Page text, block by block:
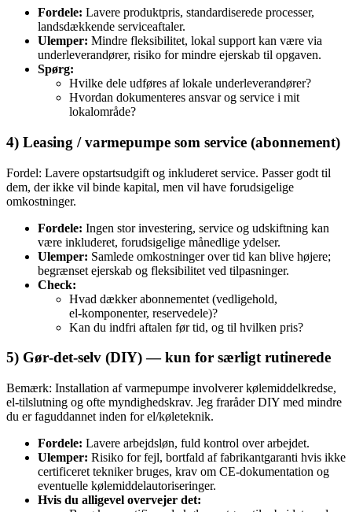
Fordele: Lavere produktpris, standardiserede processer,
landsdækkende serviceaftaler.
Ulemper: Mindre fleksibilitet, lokal support kan være via
underleverandører, risiko for mindre ejerskab til opgaven.
Spørg:
Hvilke dele udføres af lokale underleverandører?
Hvordan dokumenteres ansvar og service i mit
lokalområde?
4) Leasing / varmepumpe som service (abonnement)
Fordel: Lavere opstartsudgift og inkluderet service. Passer godt til
dem, der ikke vil binde kapital, men vil have forudsigelige
omkostninger.
Fordele: Ingen stor investering, service og udskiftning kan
være inkluderet, forudsigelige månedlige ydelser.
Ulemper: Samlede omkostninger over tid kan blive højere;
begrænset ejerskab og fleksibilitet ved tilpasninger.
Check:
Hvad dækker abonnementet (vedligehold,
el‑komponenter, reservedele)?
Kan du indfri aftalen før tid, og til hvilken pris?
5) Gør‑det‑selv (DIY) — kun for særligt rutinerede
Bemærk: Installation af varmepumpe involverer kølemiddelkredse,
el‑tilslutning og ofte myndighedskrav. Jeg fraråder DIY med mindre
du er faguddannet inden for el/køleteknik.
Fordele: Lavere arbejdsløn, fuld kontrol over arbejdet.
Ulemper: Risiko for fejl, bortfald af fabrikantgaranti hvis ikke
certificeret tekniker bruges, krav om CE‑dokumentation og
eventuelle kølemiddelautoriseringer.
Hvis du alligevel overvejer det: